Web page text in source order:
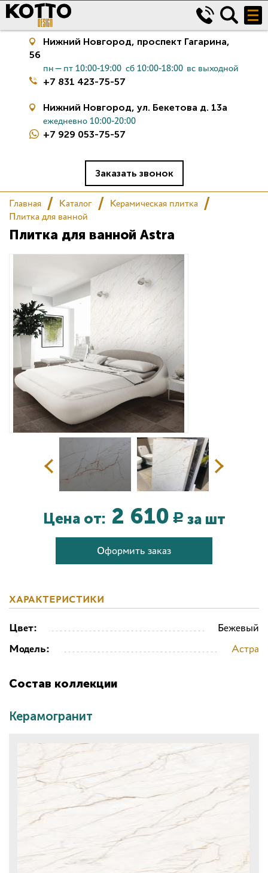
Керамическая плитка
Салон
Сертификаты
Комплекс услуг
Контакты
Нижний Новгород, проспект Гагарина,
56
пн—пт 10:00-19:00 сб 10:00-18:00 вс выходной
+7 831 423-75-57
Нижний Новгород, ул. Бекетова д. 13а
ежедневно 10:00-20:00
+7 929 053-75-57
Заказать звонок
Главная Каталог
Керамическая плитка
Плитка для ванной
Плитка для ванной Astra
Цена от: 2 610 Р за шт
Оформить заказ
ХАРАКТЕРИСТИКИ
Цвет:
Бежевый
Модель:
Астра
Состав коллекции
Керамогранит